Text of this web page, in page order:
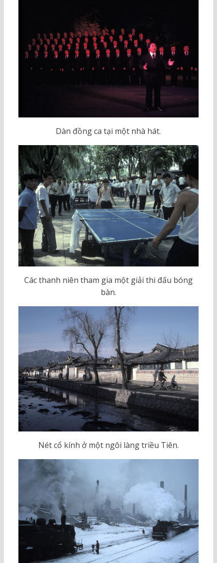
Dàn đồng ca tại một nhà hát.
Các thanh niên tham gia một giải thi đấu bóng
bàn.
Nét cổ kính ở một ngôi làng triều Tiên.